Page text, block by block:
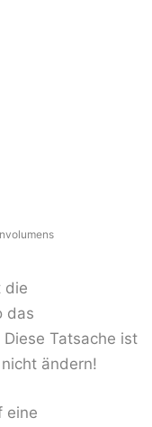
die
das
Tatsache ist
ändern!
eine